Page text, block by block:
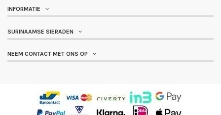
INFORMATIE
SURINAAMSE SIERADEN
NEEM CONTACT MET ONS OP